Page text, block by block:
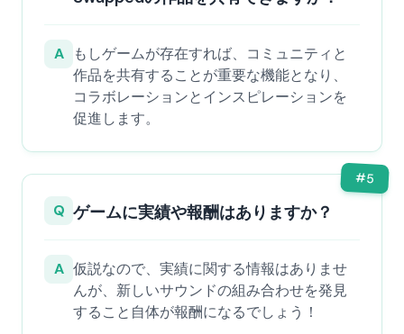
A
もしゲームが存在すれば、コミュニティと
作品を共有することが重要な機能となり、
コラボレーションとインスピレーションを
促進します。
#5
Q ゲームに実績や報酬はありますか？
A 仮説なので、実績に関する情報はありませ
んが、新しいサウンドの組み合わせを発見
すること自体が報酬になるでしょう！